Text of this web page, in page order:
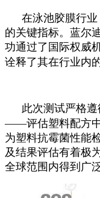
在泳池胶膜行
的关键指标。蓝尔
功通过了国际权威
诠释了其在行业内
此次测试严格
——评估塑料配方
为塑料抗霉菌性能
及结果评估有着极
全球范围内得到广